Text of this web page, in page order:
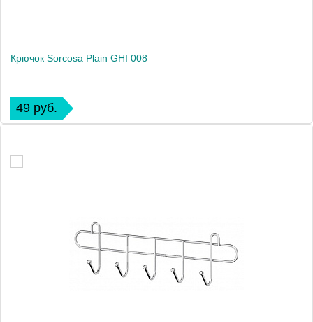
Крючок Sorcosa Plain GHI 008
49 руб.